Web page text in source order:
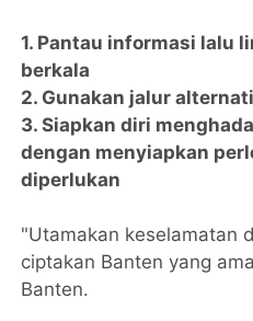
1. Pantau informasi lalu
berkala
2. Gunakan jalur
3. Siapkan diri
dengan menyiapkan
diperlukan
"Utamakan keselamatan
ciptakan Banten yang
Banten.